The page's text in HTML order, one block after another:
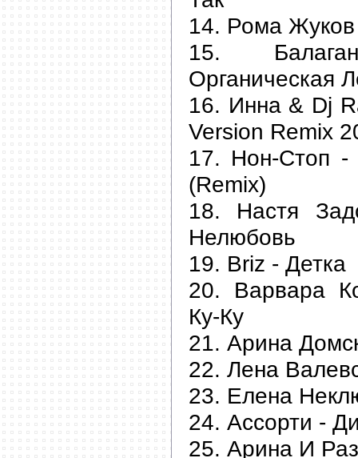
14. Рома
15.
Органическая
16. Инна & Dj
Version Remix
17. Нон-Стоп
(Remix)
18. Настя
Нелюбовь
19. Briz - Детка
20. Варвара
Ку-Ку
21. Арина
22. Лена
23. Елена
24. Ассорти -
25. Арина И